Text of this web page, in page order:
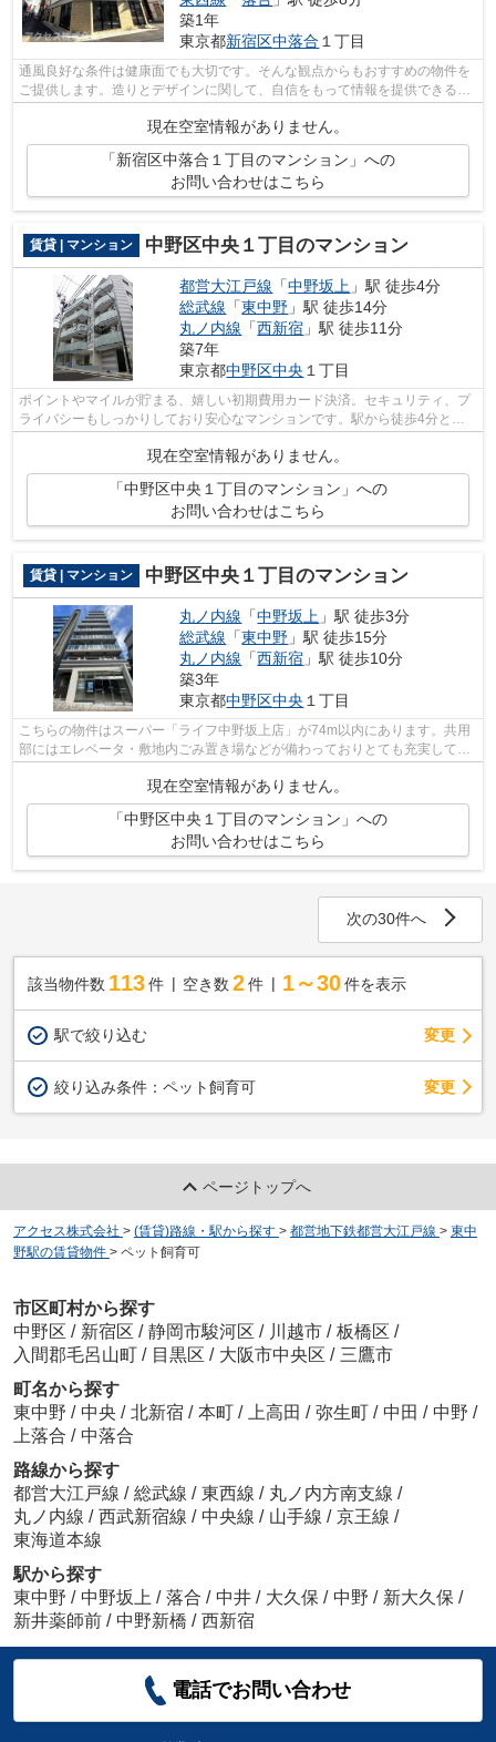
築1年
東京都新宿区中落合 １丁目
通風良好な条件は健康面でも大切です。そんな観点からもおすすめの物件を
ご提供します。造りとデザインに関して、自信をもって情報を提供できるマ
ンションです。駅まで徒歩15分の物件...
現在空室情報がありません。
「新宿区中落合１丁目のマンション」への
お問い合わせはこちら
賃貸 | マンション 中野区中央１丁目のマンション
都営大江戸線 「中野坂上 」駅 徒歩4分
総武線 「東中野 」駅 徒歩14分
丸ノ内線 「西新宿 」駅 徒歩11分
築7年
東京都中野区中央 １丁目
ポイントやマイルが貯まる、嬉しい初期費用カード決済。セキュリティ、プ
ライバシーもしっかりしており安心なマンションです。駅から徒歩4分とい
現在空室情報がありません。
「中野区中央１丁目のマンション」への
お問い合わせはこちら
賃貸 | マンション 中野区中央１丁目のマンション
丸ノ内線 「中野坂上 」駅 徒歩3分
総武線 「東中野 」駅 徒歩15分
丸ノ内線 「西新宿 」駅 徒歩10分
築3年
東京都中野区中央 １丁目
こちらの物件はスーパー「ライフ中野坂上店」が74m以内にあります。共用
部にはエレベータ・敷地内ごみ置き場などが備わっておりとても充実してい
現在空室情報がありません。
「中野区中央１丁目のマンション」への
お問い合わせはこちら
次の30件へ
該当物件数 113件 空き数 2 件 1～30 件を表示
駅で絞り込む 変更
絞り込み条件： ペット飼育可 変更
ページトップへ
アクセス株式会社 > (賃貸)路線・駅から探す > 都営地下鉄都営大江戸線 > 東中
野駅の賃貸物件 > ペット飼育可
市区町村から探す
中野区 / 新宿区 / 静岡市駿河区 / 川越市 / 板橋区 /
入間郡毛呂山町 / 目黒区 / 大阪市中央区 / 三鷹市
町名から探す
東中野 / 中央 / 北新宿 / 本町 / 上高田 / 弥生町 / 中田 / 中野 /
上落合 / 中落合
路線から探す
都営大江戸線 / 総武線 / 東西線 / 丸ノ内方南支線 /
丸ノ内線 / 西武新宿線 / 中央線 / 山手線 / 京王線 /
東海道本線
駅から探す
東中野 / 中野坂上 / 落合 / 中井 / 大久保 / 中野 / 新大久保 /
新井薬師前 / 中野新橋 / 西新宿
電話でお問い合わせ